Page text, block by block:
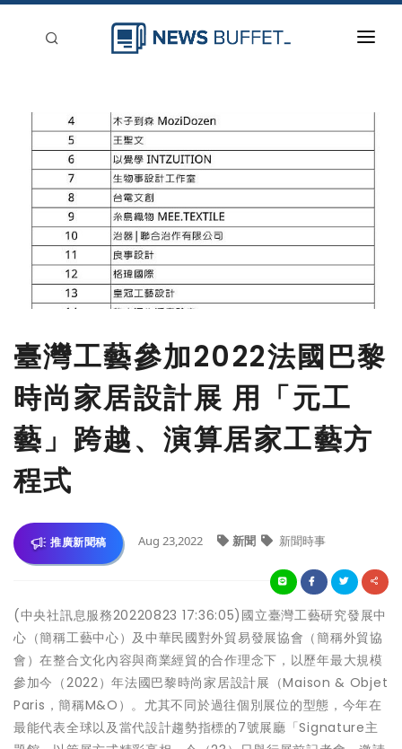
新聞稿分類
登入
刊登
臺灣工藝參加2022法國巴黎
時尚家居設計展 用「元工
藝」跨越、演算居家工藝方
程式
推廣新聞稿 Aug 23,2022 新聞 新聞時事
(中央社訊息服務20220823 17:36:05)國立臺灣工藝研究發展中
心（簡稱工藝中心）及中華民國對外貿易發展協會（簡稱外貿協
會）在整合文化內容與商業經貿的合作理念下，以歷年最大規模
參加今（2022）年法國巴黎時尚家居設計展（Maison & Objet
Paris，簡稱M&O）。尤其不同於過往個別展位的型態，今年在
最能代表全球以及當代設計趨勢指標的7號展廳「Signature主